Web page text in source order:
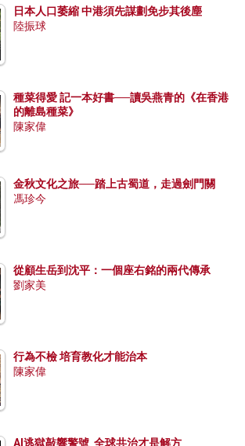
日本人口萎縮 中港須先謀劃免步其後塵
陸振球
種菜得愛 記一本好書──讀吳燕青的《在香港
的離島種菜》
陳家偉
金秋文化之旅──踏上古蜀道，走過劍門關
馮珍今
從顧生岳到沈平：一個座右銘的兩代傳承
劉家美
行為不檢 培育教化才能治本
陳家偉
AI逃獄敲響警號 全球共治才是解方